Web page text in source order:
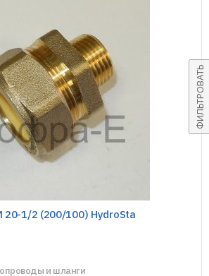
ФИЛЬТРОВАТЬ
20-1/2 (200/100) HydroSta
и шланги